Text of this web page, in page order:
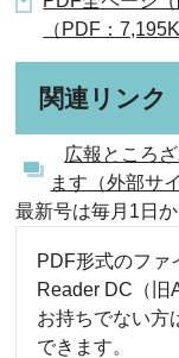
（PDF：
関連リンク
広報ところ
ます（外部サ
最新号は毎月1日か
PDF形式のファ
Reader DC（旧
お持ちでない方
できます。